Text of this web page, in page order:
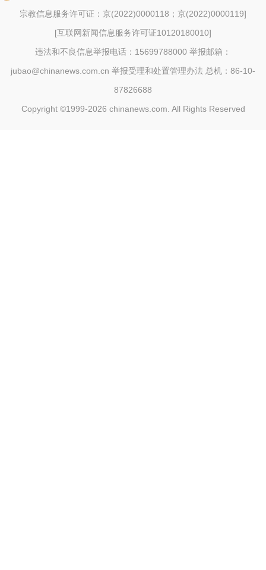
宗教信息服务许可证：京(2022)0000118；京(2022)0000119]
[互联网新闻信息服务许可证10120180010]
违法和不良信息举报电话：15699788000 举报邮箱：
jubao@chinanews.com.cn 举报受理和处置管理办法 总机：86-10-
87826688
Copyright ©1999-2026 chinanews.com. All Rights Reserved